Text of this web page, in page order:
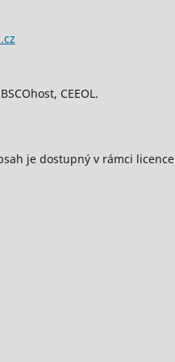
CEEOL.
je dostupný v rámci licence